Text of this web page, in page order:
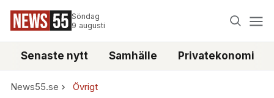
Söndag
9 augusti
Senaste nytt Samhälle Privatekonomi
News55.se Övrigt